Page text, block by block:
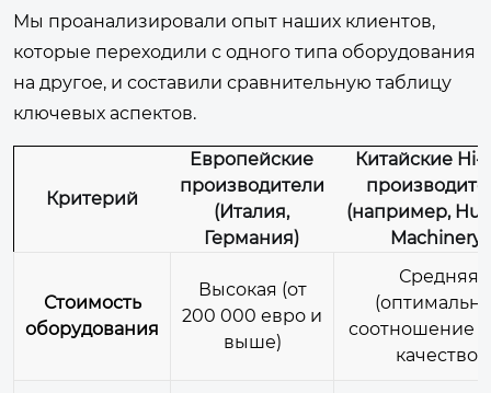
Мы проанализировали опыт наших клиентов,
которые переходили с одного типа оборудования
на другое, и составили сравнительную таблицу
ключевых аспектов.
Критерий
Европейские
производители
(Италия,
Германия)
Китайские Hi-
(например,
Machinery)
Стоимость
оборудования
Высокая (от
200 000 евро и
выше)
Средняя
соотношение
качество)